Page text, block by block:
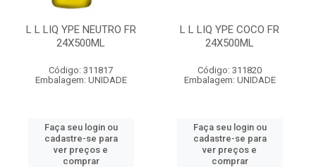
L L LIQ YPE NEUTRO FR
24X500ML
Código: 311817
Embalagem: UNIDADE
Faça seu login ou
cadastre-se para
ver preços e
comprar
L L LIQ YPE COCO FR
24X500ML
Código: 311820
Embalagem: UNIDADE
Faça seu login ou
cadastre-se para
ver preços e
comprar